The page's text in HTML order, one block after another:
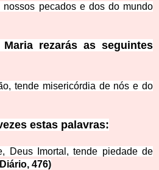
pecados e dos do mundo
rezarás as seguintes
tende misericórdia de nós e do
estas palavras:
Deus Imortal, tende piedade de
476)